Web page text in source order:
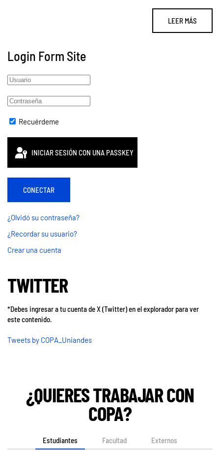
LEER MÁS
Login Form Site
Recuérdeme
INICIAR SESIÓN CON UNA PASSKEY
CONECTAR
¿Olvidó su contraseña?
¿Recordar su usuario?
Crear una cuenta
TWITTER
*Debes ingresar a tu cuenta de X (Twitter) en el explorador para ver
este contenido.
Tweets by COPA_Uniandes
¿QUIERES TRABAJAR CON
COPA?
Estudiantes Facultad Externos